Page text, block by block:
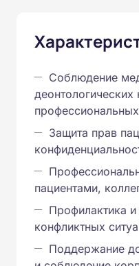
Соблюдение
Защита прав
пациентами,
Профилактика
конфликтных
Поддержание